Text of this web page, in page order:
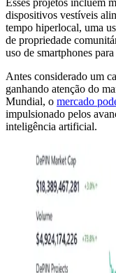
dispositivos vestíveis
tempo hiperlocal, uma
de propriedade
uso de smartphones
Antes considerado um
ganhando atenção do
Mundial, o mercado
impulsionado pelos
inteligência artificial.